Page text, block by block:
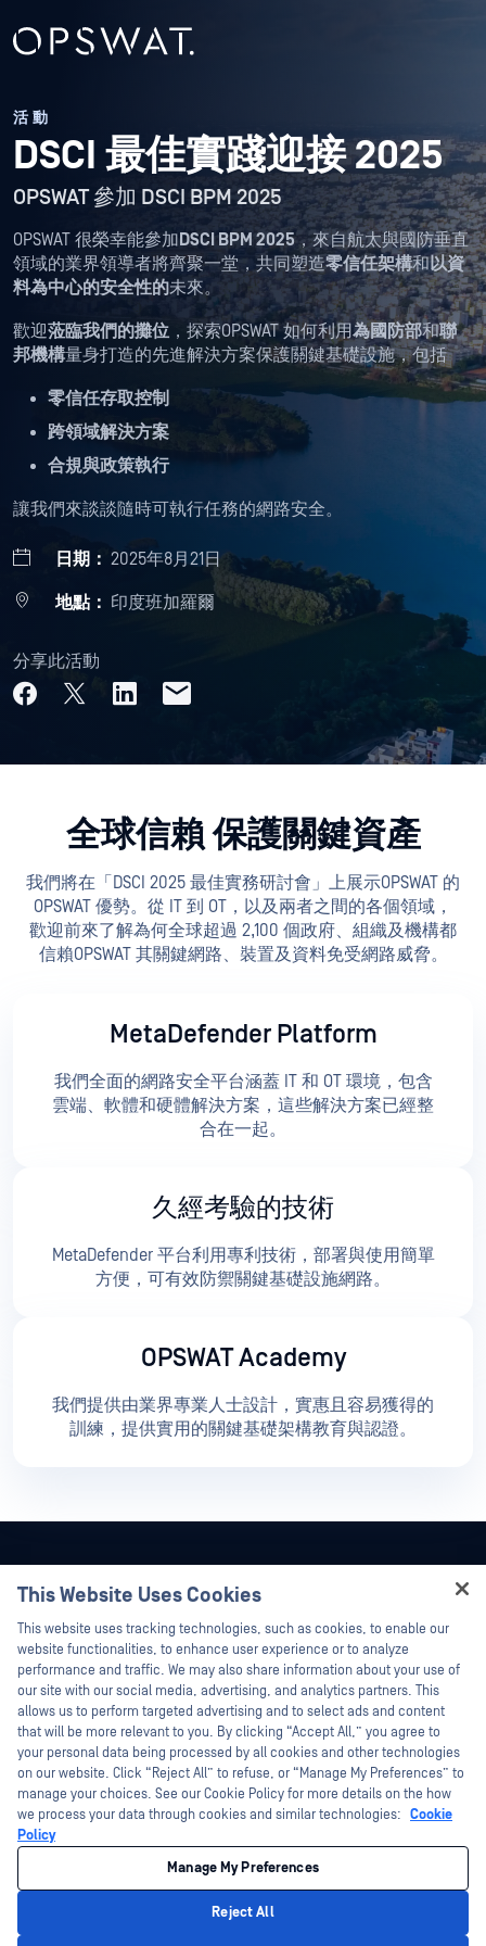
活動
DSCI 最佳實踐迎接 2025
OPSWAT 參加 DSCI BPM 2025
OPSWAT 很榮幸能參加 DSCI BPM 2025，來自航太與國防垂直
領域的業界領導者將齊聚一堂，共同塑造零信任架構和以資
料為中心的安全性的未來。
歡迎蒞臨我們的攤位 ，探索OPSWAT 如何利用為國防部和聯
邦機構量身打造的先進解決方案保護關鍵基礎設施，包括
零信任存取控制
跨領域解決方案
合規與政策執行
讓我們來談談隨時可執行任務的網路安全。
日期： 2025年8月21日
地點： 印度班加羅爾
分享此活動
全球信賴 保護關鍵資產
我們將在「DSCI 2025 最佳實務研討會」上展示OPSWAT 的
OPSWAT 優勢。從 IT 到 OT，以及兩者之間的各個領域，
歡迎前來了解為何全球超過 2,100 個政府、組織及機構都
信賴OPSWAT 其關鍵網路、裝置及資料免受網路威脅。
MetaDefender Platform
我們全面的網路安全平台涵蓋 IT 和 OT 環境，包含
雲端、軟體和硬體解決方案，這些解決方案已經整
合在一起。
久經考驗的技術
MetaDefender 平台利用專利技術，部署與使用簡單
方便，可有效防禦關鍵基礎設施網路。
OPSWAT Academy
我們提供由業界專業人士設計，實惠且容易獲得的
訓練，提供實用的關鍵基礎架構教育與認證。
©2026OPSWAT . 保留所有權利。OPSWAT、MetaDefender、Metascan、
MetaAccess、OPSWAT 、Trust no File. Trust No Device.、OPSWAT 、Protecting the
World's Critical Infrastructure、Deep CDR™ Technology、InQuest、InQuest標誌、
DFI、RetroHunt、Deep File Inspection 及 Join the Hunt 均為OPSWAT 之商標。第三
方商標均為其各自所有者之財產。
This Website Uses Cookies
This website uses tracking technologies, such as cookies, to enable our
website functionalities, to enhance user experience or to analyze
performance and traffic. We may also share information about your use of
our site with our social media, advertising, and analytics partners. This
allows us to perform targeted advertising and to select ads and content
that will be more relevant to you. By clicking “Accept All,” you agree to
your personal data being processed by all cookies and other technologies
on our website. Click “Reject All” to refuse, or “Manage My Preferences” to
manage your choices. See our Cookie Policy for more details on the how
we process your data through cookies and similar technologies: Cookie
Policy
Manage My Preferences
Reject All
Hey there!
I'm Ozzy, your OPSWAT virtual assistant.
How can I help you secure what's critical
today?